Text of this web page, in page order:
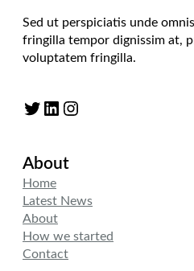
Sed ut perspiciatis unde
fringilla tempor dignissim at,
voluptatem fringilla.
Twitter LinkedIn Instagram
About
Home
Latest News
About
How we started
Contact